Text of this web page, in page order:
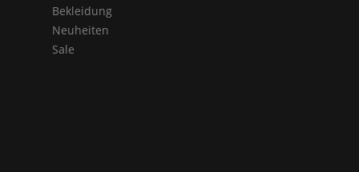
Bekleidung
Neuheiten
Sale